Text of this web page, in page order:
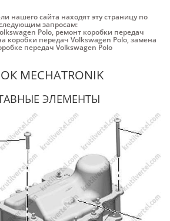
нашего сайта находят эту страницу по
запросам:
Polo,ремонт коробки передач
коробки передач Volkswagen Polo,замена
передач Volkswagen Polo
MECHATRONIK
ЭЛЕМЕНТЫ